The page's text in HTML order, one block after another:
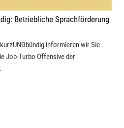
Betriebliche Sprachförderung
informieren wir Sie
Job-Turbo Offensive der